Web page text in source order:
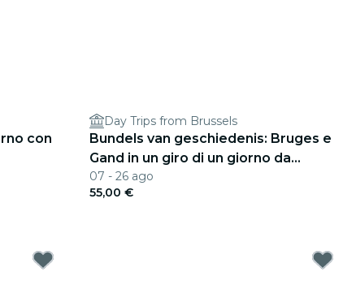
con
Day Trips from Brussels
Bundels van geschiedenis: Bruges e
Gand in un giro di un giorno da
Bruxelles
07 - 26 ago
55,00 €